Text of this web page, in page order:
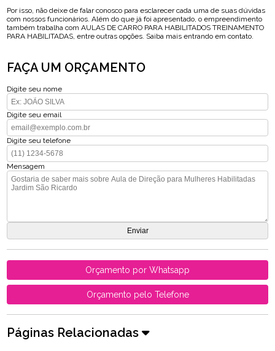
Por isso, não deixe de falar conosco para esclarecer cada uma de suas dúvidas
com nossos funcionários. Além do que já foi apresentado, o empreendimento
também trabalha com AULAS DE CARRO PARA HABILITADOS TREINAMENTO
PARA HABILITADAS, entre outras opções. Saiba mais entrando em contato.
FAÇA UM ORÇAMENTO
Digite seu nome
Digite seu email
Digite seu telefone
Mensagem
Orçamento por Whatsapp
Orçamento pelo Telefone
Páginas Relacionadas